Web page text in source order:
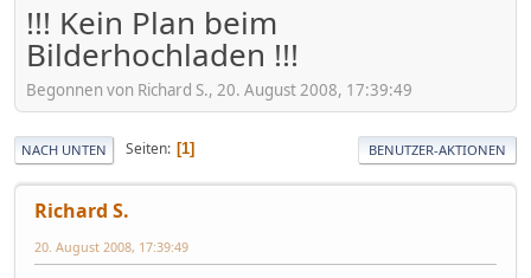
!!! Kein Plan beim
Bilderhochladen !!!
Begonnen von Richard S., 20. August 2008, 17:39:49
NACH UNTEN Seiten 1 BENUTZER-AKTIONEN
Richard S.
20. August 2008, 17:39:49